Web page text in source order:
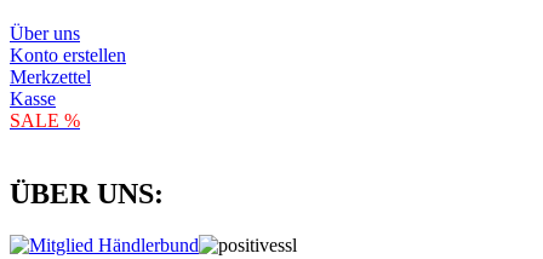
Über uns
Konto erstellen
Merkzettel
Kasse
SALE %
ÜBER UNS: